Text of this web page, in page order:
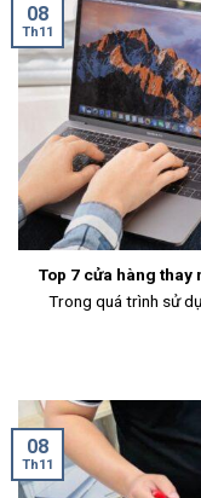
Top 7 cửa hàng thay
Trong quá trình sử
08
Th11
08
Th11